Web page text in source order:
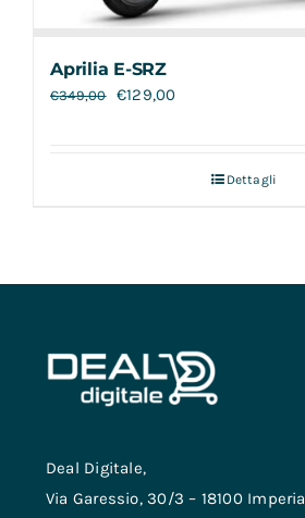
Aprilia E-SRZ
€349,00 €129,00
Dettagli
Deal Digitale,
Via Garessio, 30/3 – 18100 Imperia